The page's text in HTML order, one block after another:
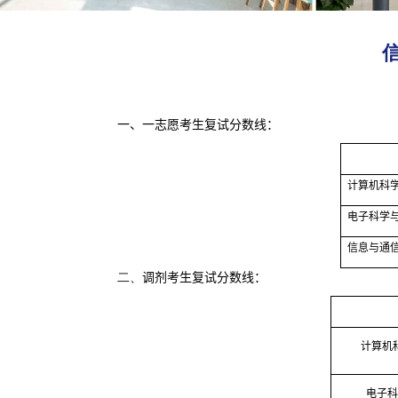
一、一志愿考生复试分数线：
计算机科
电子科学
信息与通
二、 调剂考生复试分数线：
计算机
电子